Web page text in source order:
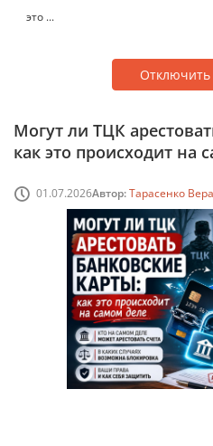
это ...
Отключить
Могут ли ТЦК
как это происходит на
01.07.2026Автор:Тарасенко